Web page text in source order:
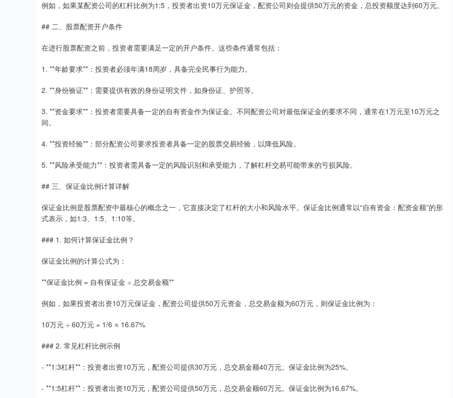
例如，如果某配资公司的杠杆比例为1:5，投资者出资10万元保证金，配资公司则会提供50万元的资金，总投资额度达到60万元。
## 二、股票配资开户条件
在进行股票配资之前，投资者需要满足一定的开户条件。这些条件通常包括：
1. **年龄要求**：投资者必须年满18周岁，具备完全民事行为能力。
2. **身份验证**：需要提供有效的身份证明文件，如身份证、护照等。
3. **资金要求**：投资者需要具备一定的自有资金作为保证金。不同配资公司对最低保证金的要求不同，通常在1万元至10万元之
间。
4. **投资经验**：部分配资公司要求投资者具备一定的股票交易经验，以降低风险。
5. **风险承受能力**：投资者需具备一定的风险识别和承受能力，了解杠杆交易可能带来的亏损风险。
## 三、保证金比例计算详解
保证金比例是股票配资中最核心的概念之一，它直接决定了杠杆的大小和风险水平。保证金比例通常以“自有资金：配资金额”的形
式表示，如1:3、1:5、1:10等。
### 1. 如何计算保证金比例？
保证金比例的计算公式为：
**保证金比例 = 自有保证金 ÷ 总交易金额**
例如，如果投资者出资10万元保证金，配资公司提供50万元资金，总交易金额为60万元，则保证金比例为：
10万元 ÷ 60万元 = 1/6 ≈ 16.67%
### 2. 常见杠杆比例示例
- **1:3杠杆**：投资者出资10万元，配资公司提供30万元，总交易金额40万元。保证金比例为25%。
- **1:5杠杆**：投资者出资10万元，配资公司提供50万元，总交易金额60万元。保证金比例为16.67%。